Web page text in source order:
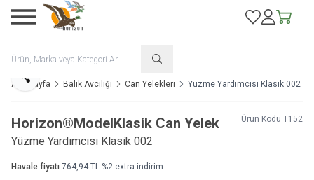
Favorilerim
Hesabım
Sepetim
Ana Sayfa Balık Avcılığı Can Yelekleri Yüzme Yardımcısı Klasik 002
Paylaş
Horizon®ModelKlasik Can Yelek
Yüzme Yardımcısı Klasik 002
Ürün Kodu T152
Havale fiyatı 764,94TL %2 extra indirim